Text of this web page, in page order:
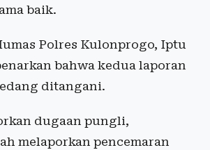
baik.
Polres Kulonprogo, Iptu
bahwa kedua laporan
ditangani.
dugaan pungli,
melaporkan pencemaran